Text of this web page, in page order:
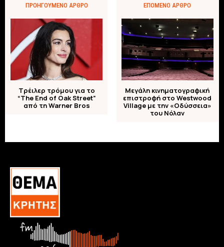
ΠΡΟΗΓΟΎΜΕΝΟ ΆΡΘΡΟ
Τρέιλερ τρόμου για το
“The End of Oak Street”
από τη Warner Bros
ΕΠΌΜΕΝΟ ΆΡΘΡΟ
Μεγάλη κινηματογραφική
επιστροφή στο Westwood
Village με την «Οδύσσεια»
του Νόλαν